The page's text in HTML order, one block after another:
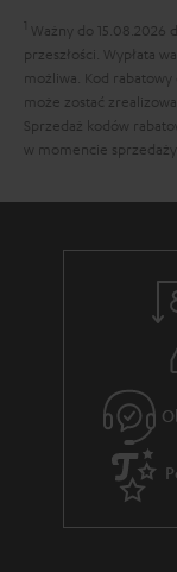
i
n
k
s
.
t
h
i
d
c
z
ą
c
e
g
c
j
i
o
w
e
1 Ważny do 15.08.2026
przeszłości. Wypłata
możliwa. Kod
może zostać
Sprzedaż kodów
w momencie